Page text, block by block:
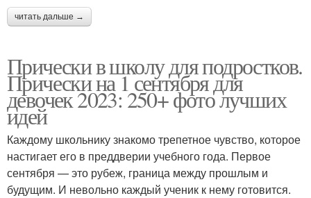
читать дальше →
Прически в школу для подростков.
Прически на 1 сентября для
девочек 2023: 250+ фото лучших
идей
Каждому школьнику знакомо трепетное чувство, которое
настигает его в преддверии учебного года. Первое
сентября — это рубеж, граница между прошлым и
будущим. И невольно каждый ученик к нему готовится.